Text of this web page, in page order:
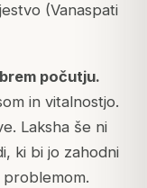
(Vanaspati
počutju.
in vitalnostjo.
Laksha še ni
ki bi jo zahodni